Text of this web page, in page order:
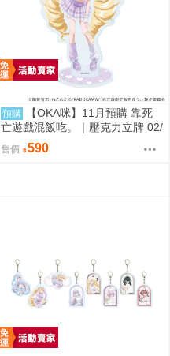
預購
【OKA咪】11月預購 靠死
亡遊戲混飯吃。｜壓克力立牌 02/
A(新繪插畫) (御城)
售價 590